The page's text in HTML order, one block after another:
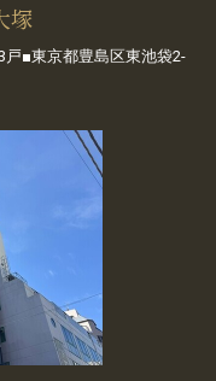
塚
■東京都豊島区東池袋2-